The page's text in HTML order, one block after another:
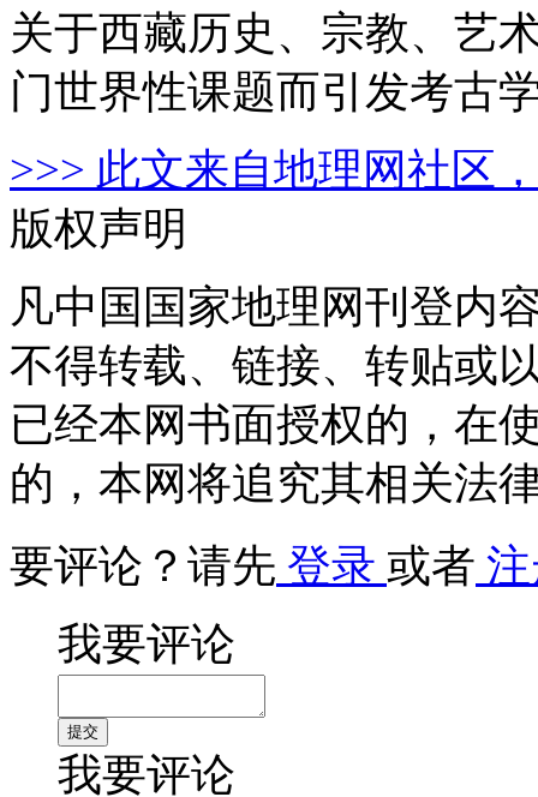
关于西藏历史、宗教、艺
门世界性课题而引发考古
>>> 此文来自地理网社区
版权声明
凡中国国家地理网刊登内
不得转载、链接、转贴或
已经本网书面授权的，在
的，本网将追究其相关法
要评论？请先 登录 或者
我要评论
我要评论